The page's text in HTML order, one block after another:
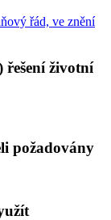
řád, ve znění
řešení životní
požadovány